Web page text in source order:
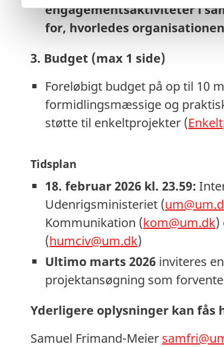
v
engagementsaktiviteter i
for, hvorledes
3. Budget (max 1 side)
Foreløbigt budget på op til 10
formidlingsmæssige og
støtte til enkeltprojekter (
Tidsplan
18. februar 2026 kl. 23.59:
Udenrigsministeriet (
Kommunikation (kom@um.dk)
(humciv@um.dk)
Ultimo marts 2026 inviteres
projektansøgning som
Yderligere oplysninger kan fås
Samuel Frimand-Meier